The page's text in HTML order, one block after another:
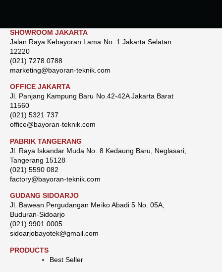
SHOWROOM JAKARTA
Jalan Raya Kebayoran Lama No. 1 Jakarta Selatan
12220
(021) 7278 0788
marketing@bayoran-teknik.com
OFFICE JAKARTA
Jl. Panjang Kampung Baru No.42-42A Jakarta Barat
11560
(021) 5321 737
office@bayoran-teknik.com
PABRIK TANGERANG
Jl. Raya Iskandar Muda No. 8 Kedaung Baru, Neglasari,
Tangerang 15128
(021) 5590 082
factory@bayoran-teknik.com
GUDANG SIDOARJO
Jl. Bawean Pergudangan Meiko Abadi 5 No. 05A,
Buduran-Sidoarjo
(021) 9901 0005
sidoarjobayotek@gmail.com
PRODUCTS
Best Seller